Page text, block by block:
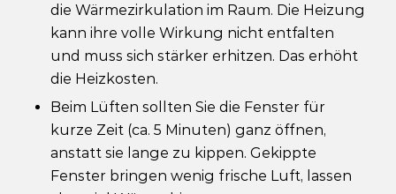
die Wärmezirkulation im Raum. Die Heizung
kann ihre volle Wirkung nicht entfalten
und muss sich stärker erhitzen. Das erhöht
die Heizkosten.
Beim Lüften sollten Sie die Fenster für
kurze Zeit (ca. 5 Minuten) ganz öffnen,
anstatt sie lange zu kippen. Gekippte
Fenster bringen wenig frische Luft, lassen